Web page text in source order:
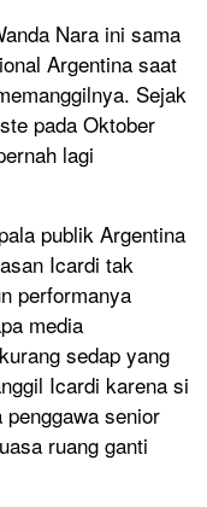
Nara ini sama
Argentina saat
Sejak
pada Oktober
lagi
publik Argentina
Icardi tak
performanya
media
sedap yang
Icardi karena si
senior
ruang ganti